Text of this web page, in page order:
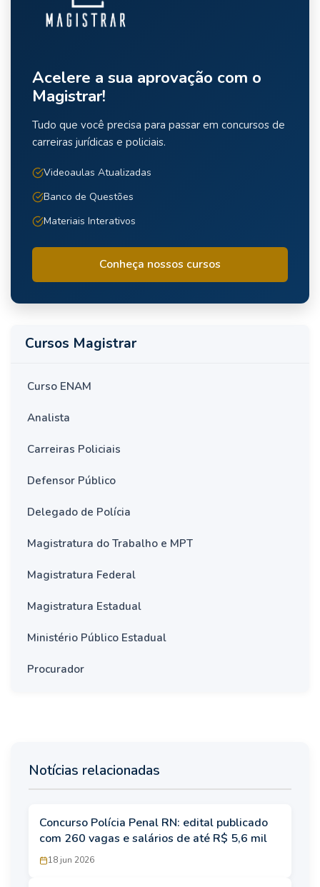
Acelere a sua aprovação com o
Magistrar!
Tudo que você precisa para passar em concursos de
carreiras jurídicas e policiais.
Videoaulas Atualizadas
Banco de Questões
Materiais Interativos
Conheça nossos cursos
Cursos Magistrar
Curso ENAM
Analista
Carreiras Policiais
Defensor Público
Delegado de Polícia
Magistratura do Trabalho e MPT
Magistratura Federal
Magistratura Estadual
Ministério Público Estadual
Procurador
Notícias relacionadas
Concurso Polícia Penal RN: edital publicado
com 260 vagas e salários de até R$ 5,6 mil
18 jun 2026